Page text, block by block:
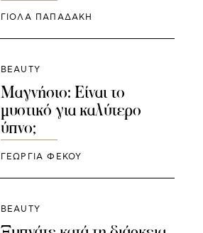
ΓΙΌΛΑ ΠΑΠΑΔΆΚΗ
BEAUTY
Μαγνήσιο: Είναι το
μυστικό για καλύτερο
ύπνο;
ΓΕΩΡΓΙΑ ΦΕΚΟΥ
BEAUTY